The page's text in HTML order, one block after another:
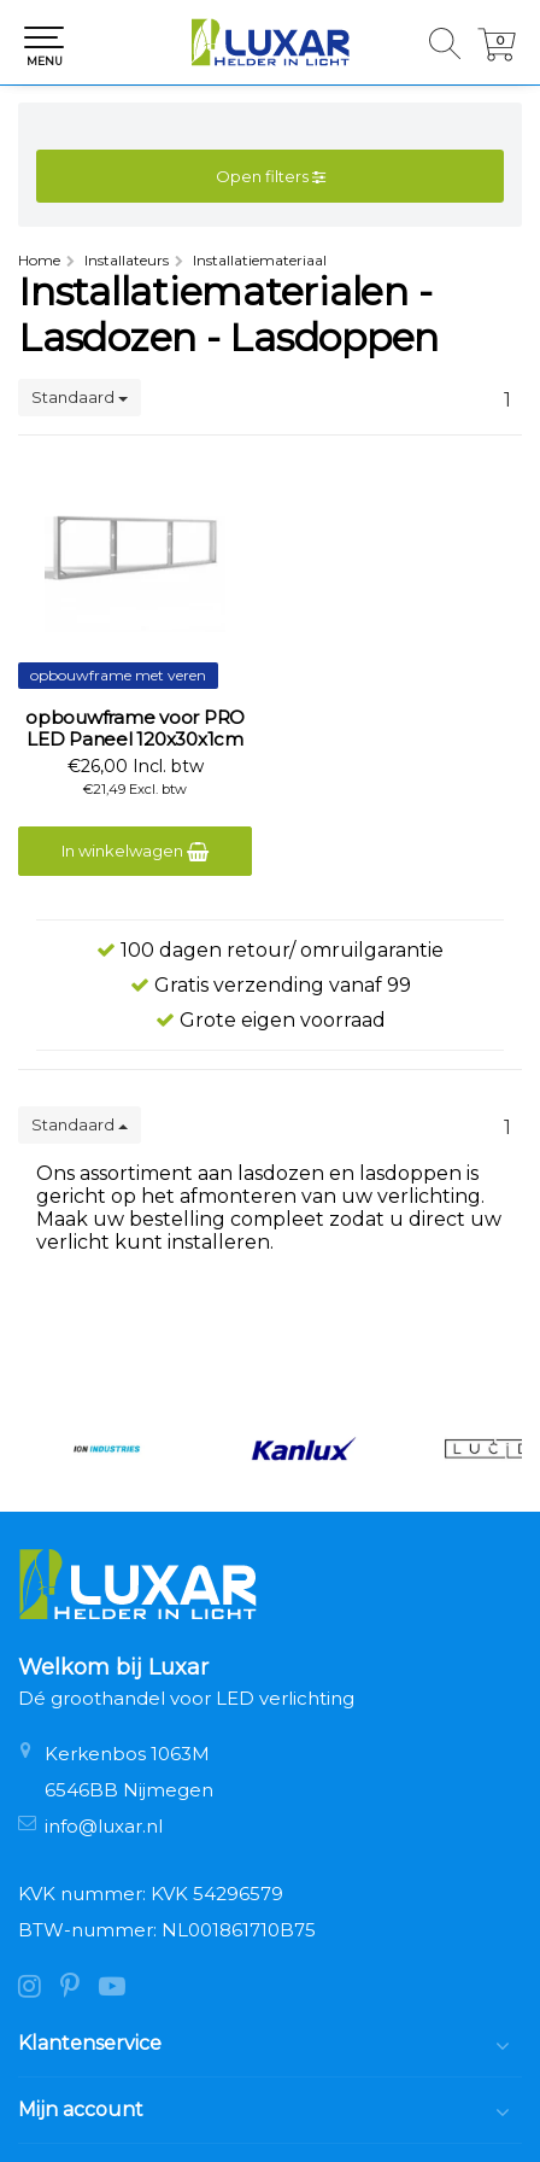
0
0
MENU
Open filters
Home Installateurs Installatiemateriaal
Installatiematerialen -
Lasdozen - Lasdoppen
Standaard 1
opbouwframe met veren
opbouwframe voor PRO
LED Paneel 120x30x1cm
€26,00 Incl. btw
€21,49 Excl. btw
In winkelwagen
100 dagen retour/ omruilgarantie
Gratis verzending vanaf 99
Grote eigen voorraad
Standaard
1
Ons assortiment aan lasdozen en lasdoppen is
gericht op het afmonteren van uw verlichting.
Maak uw bestelling compleet zodat u direct uw
verlicht kunt installeren.
Welkom bij Luxar
Dé groothandel voor LED verlichting
Kerkenbos 1063M
6546BB Nijmegen
info@luxar.nl
KVK nummer: KVK 54296579
BTW-nummer: NL001861710B75
Klantenservice
Mijn account